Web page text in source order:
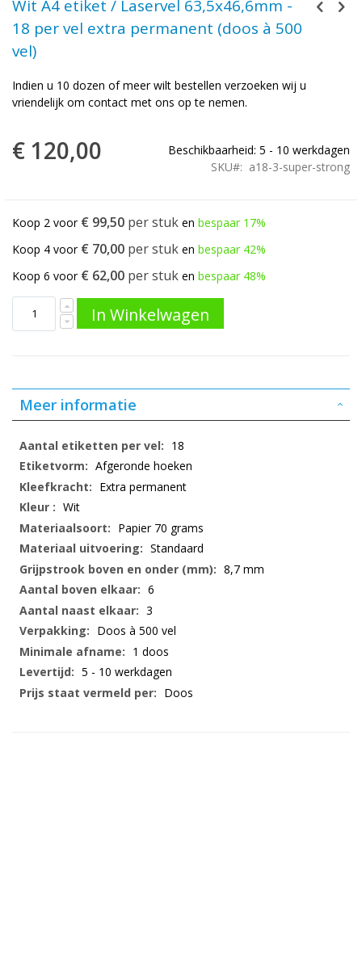
Wit A4 etiket / Laservel 63,5x46,6mm -
18 per vel extra permanent (doos à 500
vel)
Indien u 10 dozen of meer wilt bestellen verzoeken wij u
vriendelijk om contact met ons op te nemen.
€ 120,00
Beschikbaarheid: 5 - 10 werkdagen
SKU
a18-3-super-strong
Koop 2 voor € 99,50 en bespaar17%
Koop 4 voor € 70,00 en bespaar42%
Koop 6 voor € 62,00 en bespaar48%
In Winkelwagen
Meer informatie
Meer
informatie
18
Afgeronde hoeken
Extra permanent
Wit
Papier 70 grams
Standaard
8,7 mm
6
3
Doos à 500 vel
1 doos
5 - 10 werkdagen
Doos